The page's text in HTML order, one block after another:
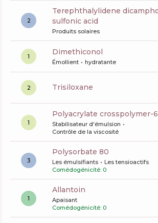
2
terephthalylidene dicamphor
sulfonic acid
Produits solaires
1 dimethiconol
Émollient hydratante
2 trisiloxane
1
polyacrylate crosspolymer-6
Stabilisateur d'émulsion
Contrôle de la viscosité
3
polysorbate 80
Les émulsifiants
Les tensioactifs
Comédogénicité: 0
1
allantoin
Apaisant
Comédogénicité: 0